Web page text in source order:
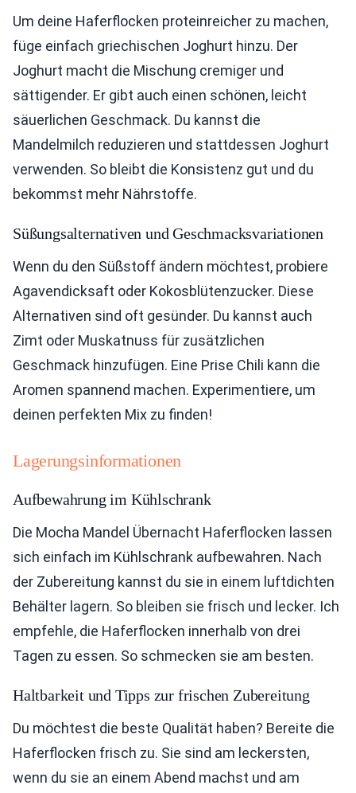
Um deine Haferflocken proteinreicher zu machen,
füge einfach griechischen Joghurt hinzu. Der
Joghurt macht die Mischung cremiger und
sättigender. Er gibt auch einen schönen, leicht
säuerlichen Geschmack. Du kannst die
Mandelmilch reduzieren und stattdessen Joghurt
verwenden. So bleibt die Konsistenz gut und du
bekommst mehr Nährstoffe.
Süßungsalternativen und Geschmacksvariationen
Wenn du den Süßstoff ändern möchtest, probiere
Agavendicksaft oder Kokosblütenzucker. Diese
Alternativen sind oft gesünder. Du kannst auch
Zimt oder Muskatnuss für zusätzlichen
Geschmack hinzufügen. Eine Prise Chili kann die
Aromen spannend machen. Experimentiere, um
deinen perfekten Mix zu finden!
Lagerungsinformationen
Aufbewahrung im Kühlschrank
Die Mocha Mandel Übernacht Haferflocken lassen
sich einfach im Kühlschrank aufbewahren. Nach
der Zubereitung kannst du sie in einem luftdichten
Behälter lagern. So bleiben sie frisch und lecker. Ich
empfehle, die Haferflocken innerhalb von drei
Tagen zu essen. So schmecken sie am besten.
Haltbarkeit und Tipps zur frischen Zubereitung
Du möchtest die beste Qualität haben? Bereite die
Haferflocken frisch zu. Sie sind am leckersten,
wenn du sie an einem Abend machst und am